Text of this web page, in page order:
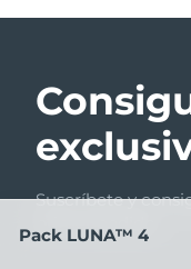
Suscríbete y
primer pedido.
Pack LUNA™ 4